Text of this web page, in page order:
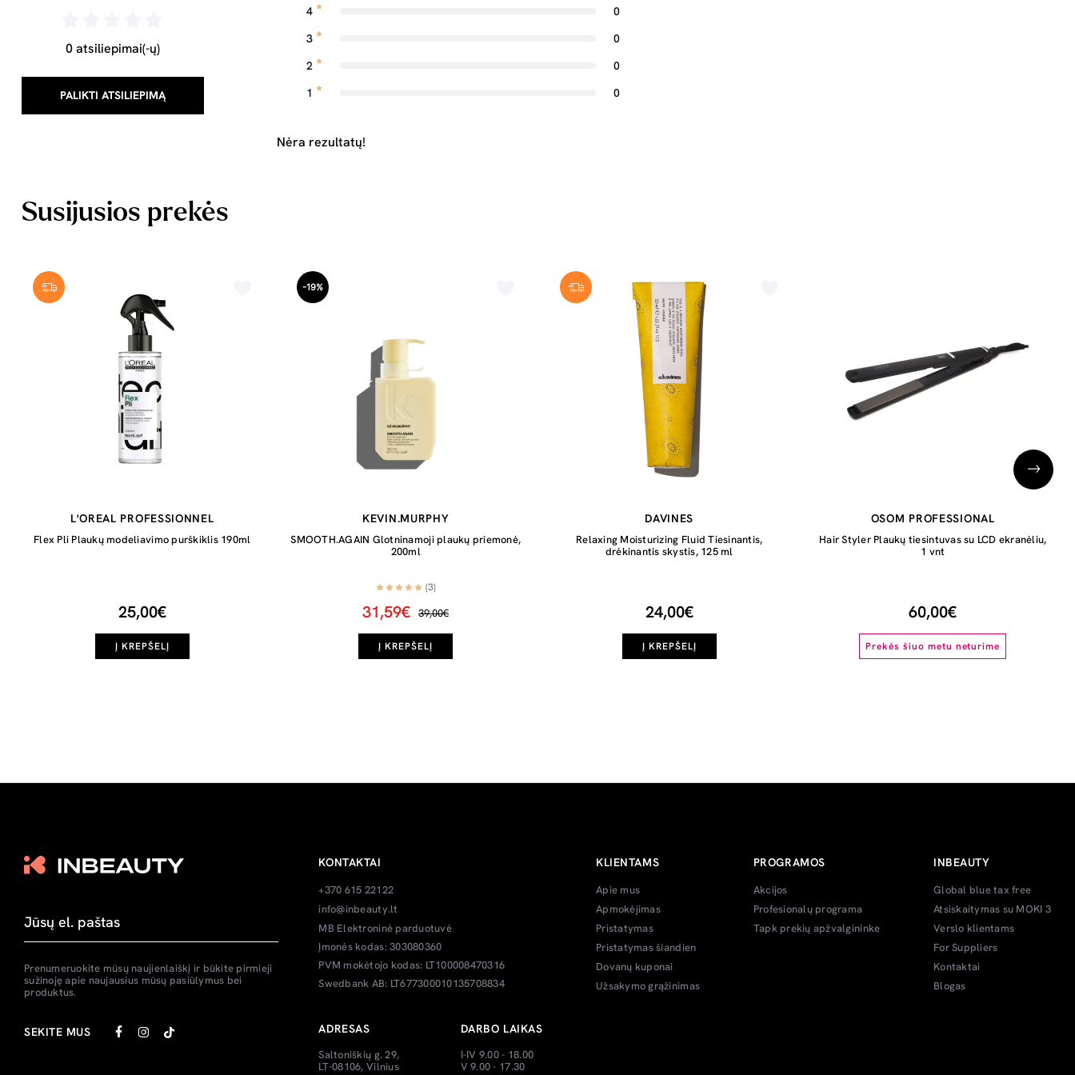
0 atsiliepimai(-ų)
PALIKTI ATSILIEPIMĄ
4
0
3
0
2
0
1
0
Nėra rezultatų!
Susijusios prekės
L'OREAL PROFESSIONNEL
Flex Pli Plaukų modeliavimo purškiklis 190ml
25,00€
Į KREPŠELĮ
-19%
KEVIN.MURPHY
SMOOTH.AGAIN Glotninamoji plaukų priemonė,
200ml
(3)
31,59€ 39,00€
Į KREPŠELĮ
DAVINES
Relaxing Moisturizing Fluid Tiesinantis,
drėkinantis skystis, 125 ml
24,00€
Į KREPŠELĮ
OSOM PROFESSIONAL
Hair Styler Plaukų tiesintuvas su LCD ekranėliu,
1 vnt
60,00€
Prekės šiuo metu neturime
Prenumeruokite mūsų naujienlaiškį ir būkite pirmieji
sužinoję apie naujausius mūsų pasiūlymus bei
produktus.
SEKITE MUS
KONTAKTAI
+370 615 22122
info@inbeauty.lt
MB Elektroninė parduotuvė
Įmonės kodas: 303080360
PVM mokėtojo kodas: LT100008470316
Swedbank AB: LT677300010135708834
ADRESAS
Saltoniškių g. 29,
LT-08106, Vilnius
DARBO LAIKAS
I-IV 9.00 - 18.00
V 9.00 - 17.30
KLIENTAMS
Apie mus
Apmokėjimas
Pristatymas
Pristatymas šiandien
Dovanų kuponai
Užsakymo grąžinimas
PROGRAMOS
Akcijos
Profesionalų programa
Tapk prekių apžvalgininke
INBEAUTY
Global blue tax free
Atsiskaitymas su MOKI 3
Verslo klientams
For Suppliers
Kontaktai
Blogas